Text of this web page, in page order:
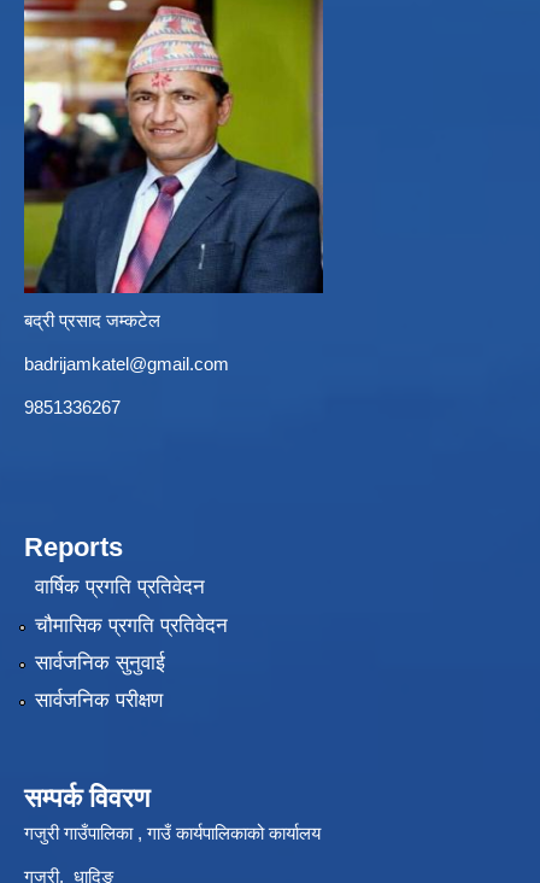
बद्री प्रसाद जम्कटेल
badrijamkatel@gmail.com
9851336267
Reports
वार्षिक प्रगति प्रतिवेदन
चौमासिक प्रगति प्रतिवेदन
सार्वजनिक सुनुवाई
सार्वजनिक परीक्षण
सम्पर्क विवरण
गजुरी गाउँपालिका , गाउँ कार्यपालिकाको कार्यालय
गजुरी, धादिङ